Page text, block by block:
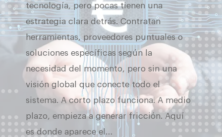
tecnología, pero pocas tienen una
estrategia clara detrás. Contratan
herramientas, proveedores puntuales o
soluciones específicas según la
necesidad del momento, pero sin una
visión global que conecte todo el
sistema. A corto plazo funciona. A medio
plazo, empieza a generar fricción. Aquí
es donde aparece el…